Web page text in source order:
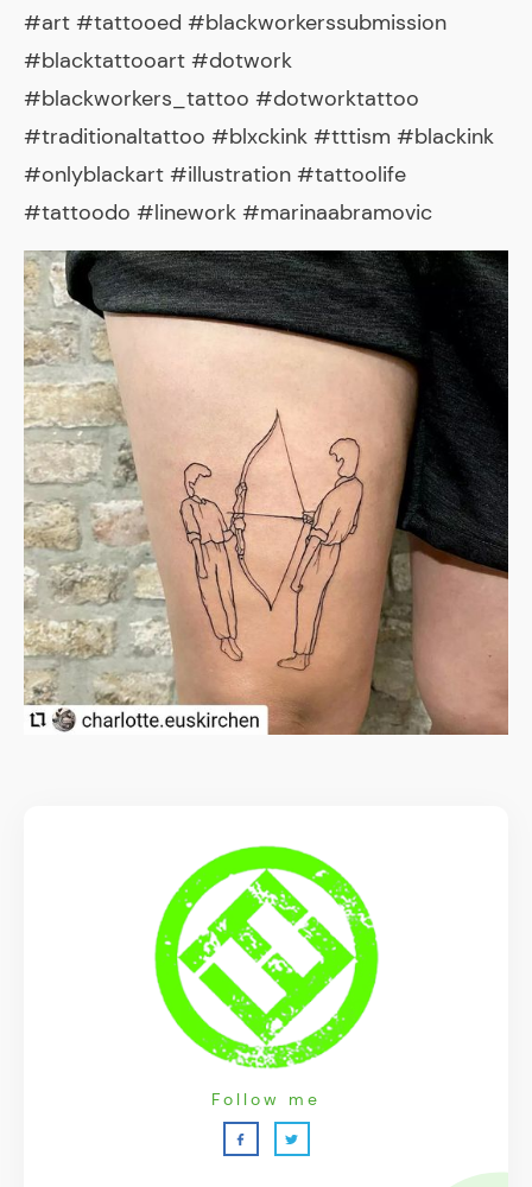
#art #tattooed #blackworkerssubmission
#blacktattooart #dotwork
#blackworkers_tattoo #dotworktattoo
#traditionaltattoo #blxckink #tttism #blackink
#onlyblackart #illustration #tattoolife
#tattoodo #linework #marinaabramovic
Follow me